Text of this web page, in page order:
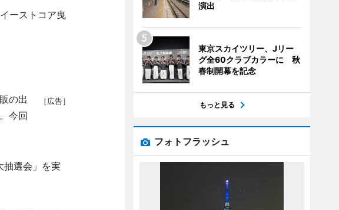
ーストコア曳
［広告］
の出
今回
選会」を実
演出
東京スカイツリー、Jリー
グ全60クラブカラーに 秋
春制開幕を記念
もっと見る
フォトフラッシュ